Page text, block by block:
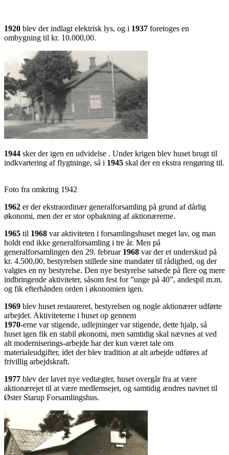
1920 blev der indlagt elektrisk lys, og i 1937 foretoges en
ombygning til kr. 10.000,00.
1944 sker der igen en udvidelse . Under krigen blev huset brugt til
indkvartering af flygtninge, så i 1945 skal der en ekstra rengøring til.
Foto fra omkring 1942
1962 er der ekstraordinær generalforsamling på grund af dårlig
økonomi, men der er stor opbakning af aktionærerne.
1965 til 1968 var aktiviteten i forsamlingshuset meget lav, og man
holdt end ikke generalforsamling i tre år. Men på
generalforsamlingen den 29. februar 1968 var der et underskud på
kr. 4.500,00, bestyrelsen stillede sine mandater til rådighed, og der
valgtes en ny bestyrelse. Den nye bestyrelse satsede på flere og mere
indbringende aktiviteter, såsom fest for ”unge på 40”, andespil m.m.
og fik efterhånden orden i økonomien igen.
1969 blev huset restaureret, bestyrelsen og nogle aktionærer udførte
arbejdet. Aktiviteterne i huset op gennem
1970-erne var stigende, udlejninger var stigende, dette hjalp, så
huset igen fik en stabil økonomi, men samtidig skal nævnes at ved
alt moderniserings-arbejde har der kun været tale om
materialeudgifter, idet der blev tradition at alt arbejde udføres af
frivillig arbejdskraft.
1977 blev der lavet nye vedtægter, huset overgår fra at være
aktionærejet til at være medlemsejet, og samtidig ændres navnet til
Øster Starup Forsamlingshus.